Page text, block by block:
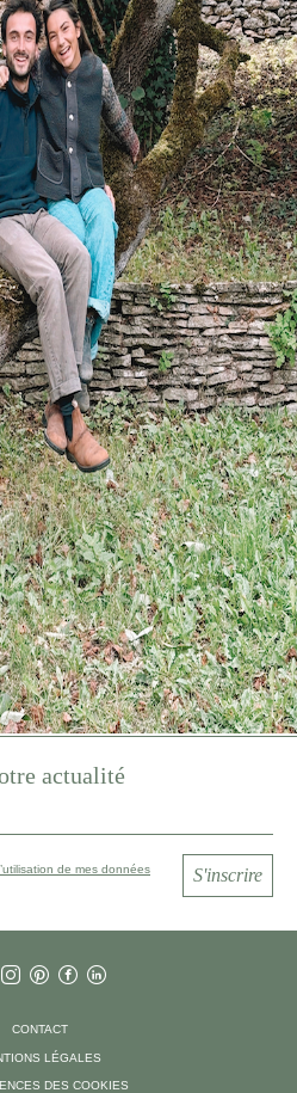
actualité
de mes données
S'inscrire
CONTACT
LÉGALES
DES COOKIES